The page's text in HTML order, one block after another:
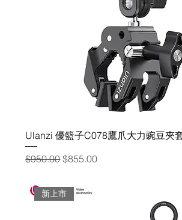
Ulanzi 優籃子C078鷹爪大力豌豆夾
一般價格
$950.00促銷價格
$855.00
新上市